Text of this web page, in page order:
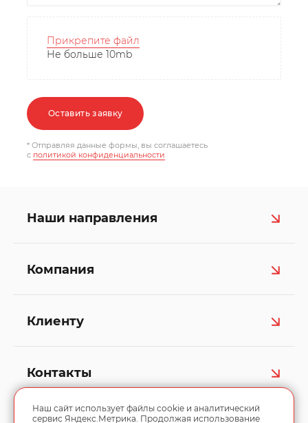
Прикрепите файл
Не больше 10mb
Оставить заявку
* Отправляя данные формы, вы соглашаетесь
c политикой конфиденциальности
Наши направления
Компания
Клиенту
Контакты
Наш сайт использует файлы cookie и аналитический
сервис Яндекс.Метрика. Продолжая использование